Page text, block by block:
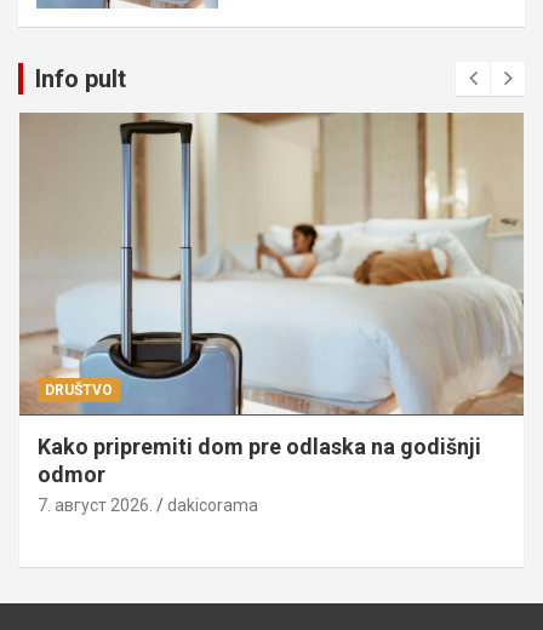
Info pult
DRUŠTVO
Kako pripremiti dom pre odlaska na godišnji
odmor
7. август 2026. dakicorama